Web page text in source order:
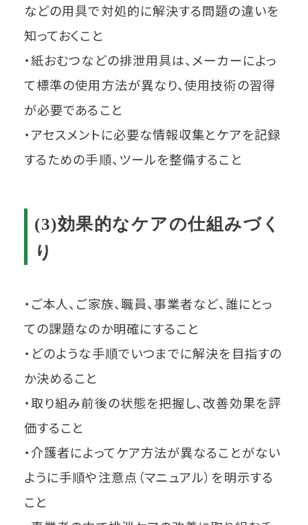
などの用具で対処的に解決する問題の違いを
知っておくこと
・紙おむつなどの排泄用具は、メーカーによっ
て標準の使用方法が異なり、使用技術の習得
が必要であること
・アセスメントに必要な情報収集とケアを記録
するための手順、ツールを整備すること
(3)効果的なケアの仕組みづく
り
・ご本人、ご家族、職員、事業者など、誰にとっ
ての課題なのか明確にすること
・どのような手順でいつまでに解決を目指すの
か決めること
・取り組み前後の状態を把握し、改善効果を評
価すること
・介護者によってケア方法が異なることがない
ように手順や注意点（マニュアル）を明示する
こと